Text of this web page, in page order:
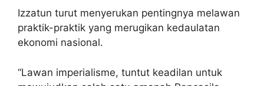
Izzatun turut menyerukan pentingnya melawan
praktik-praktik yang merugikan kedaulatan
ekonomi nasional.
“Lawan imperialisme, tuntut keadilan untuk